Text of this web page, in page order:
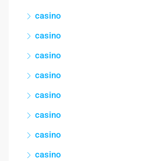
casino
casino
casino
casino
casino
casino
casino
casino